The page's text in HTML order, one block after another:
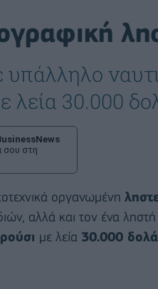
λεία 30.000
σου στη
οργανωμένη
αλλά και τον ένα
με λεία 30.000